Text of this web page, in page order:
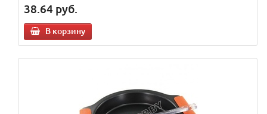
38.64 руб.
В корзину